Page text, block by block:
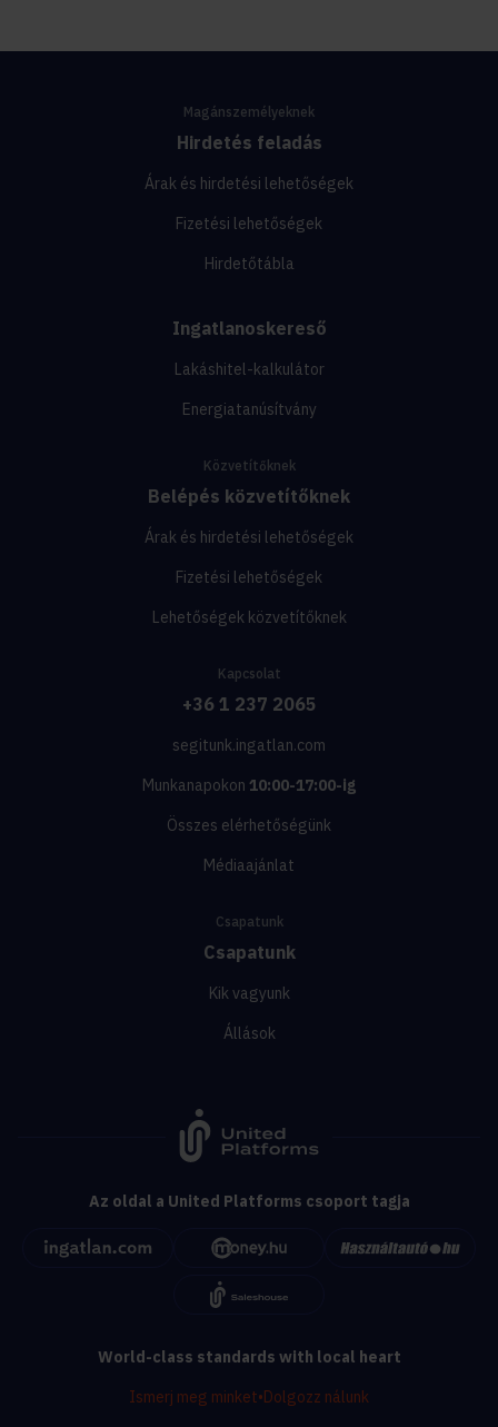
Magánszemélyeknek
Hirdetés feladás
Árak és hirdetési lehetőségek
Fizetési lehetőségek
Hirdetőtábla
Ingatlanoskereső
Lakáshitel-kalkulátor
Energiatanúsítvány
Közvetítőknek
Belépés közvetítőknek
Árak és hirdetési lehetőségek
Fizetési lehetőségek
Lehetőségek közvetítőknek
Kapcsolat
+36 1 237 2065
segitunk.ingatlan.com
Munkanapokon 10:00-17:00-ig
Összes elérhetőségünk
Médiaajánlat
Csapatunk
Csapatunk
Kik vagyunk
Állások
Az oldal a United Platforms csoport tagja
World-class standards with local heart
Ismerj meg minket•Dolgozz nálunk